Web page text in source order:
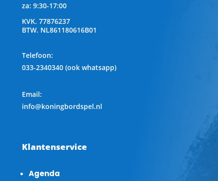
za: 9:30-17:00
KVK. 77876237
BTW. NL861180616B01
Telefoon:
033-2340340 (ook whatsapp)
Email:
info@koningbordspel.nl
Klantenservice
Agenda